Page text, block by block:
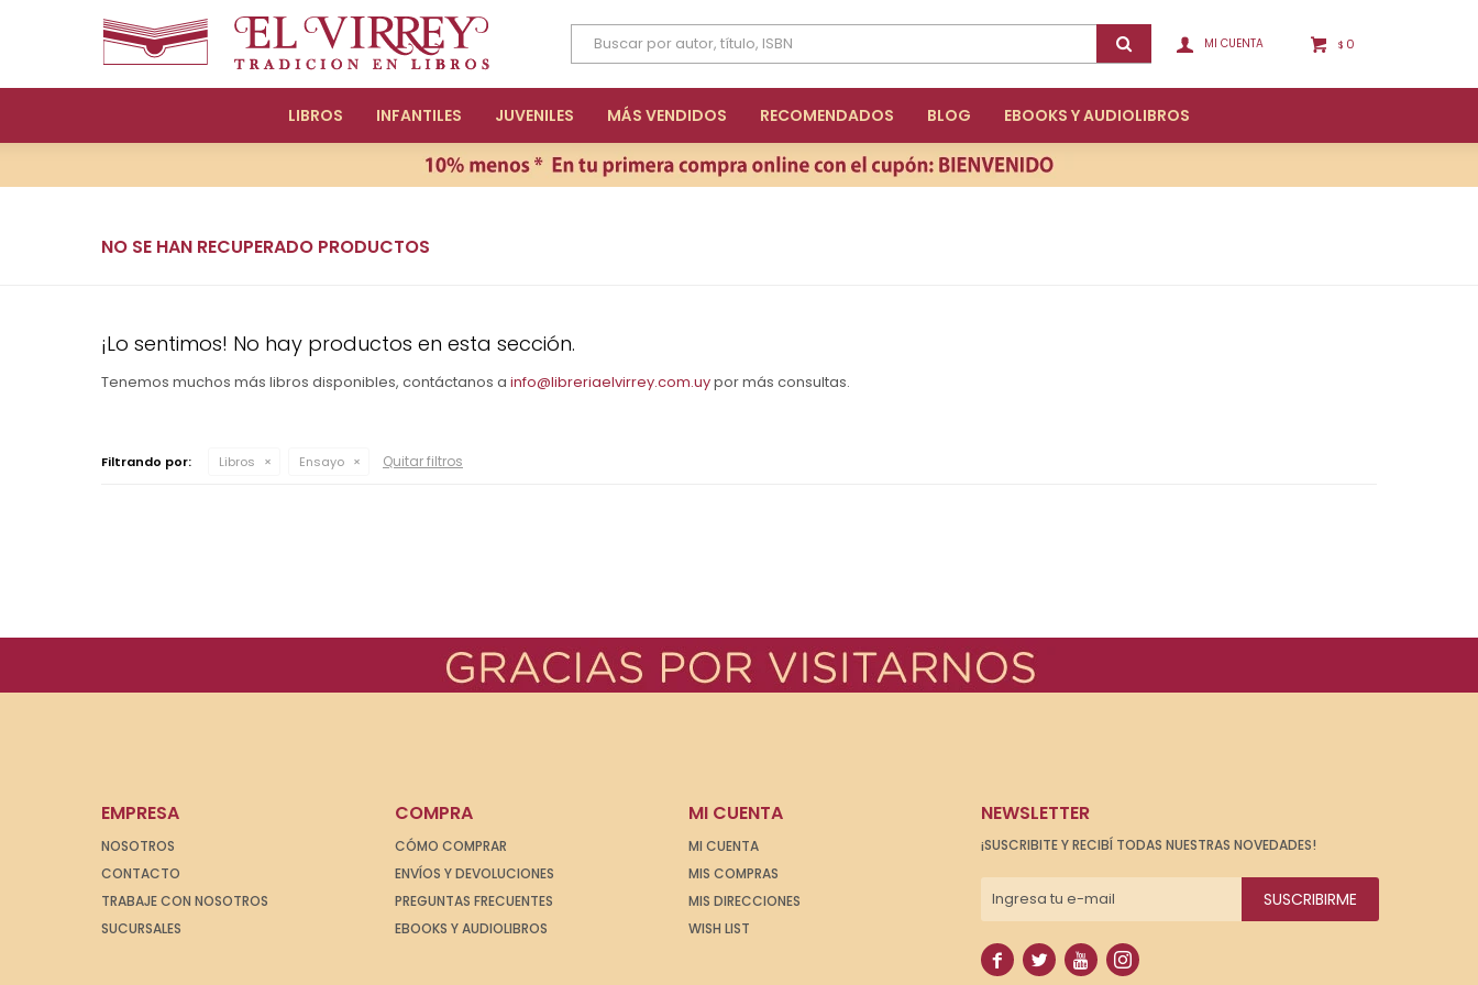
LIBROS INFANTILES JUVENILES MÁS VENDIDOS RECOMENDADOS BLOG EBOOKS Y AUDIOLIBROS
$ 0
NO SE HAN RECUPERADO PRODUCTOS
¡Lo sentimos! No hay productos en esta sección.
Tenemos muchos más libros disponibles, contáctanos a info@libreriaelvirrey.com.uypor más consultas.
Filtrando por: Libros Ensayo Quitar filtros
EMPRESA
NOSOTROS
CONTACTO
TRABAJE CON NOSOTROS
SUCURSALES
COMPRA
CÓMO COMPRAR
ENVÍOS Y DEVOLUCIONES
PREGUNTAS FRECUENTES
EBOOKS Y AUDIOLIBROS
MI CUENTA
MI CUENTA
MIS COMPRAS
MIS DIRECCIONES
WISH LIST
NEWSLETTER
¡SUSCRIBITE Y RECIBÍ TODAS NUESTRAS NOVEDADES!
SUSCRIBIRME
   